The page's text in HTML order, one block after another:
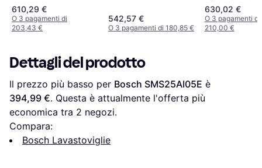
Coperti
610,29 €
O 3 pagamenti di
203,43 €
542,57 €
O 3 pagamenti di 180,85 €
13 Coperti
630,02 €
O 3 pagamenti di
210,00 €
Dettagli del prodotto
Il prezzo più basso per Bosch SMS25AI05E
394,99 €. Questa è attualmente l'offerta più
economica tra 2 negozi.
Compara:
Bosch Lavastoviglie